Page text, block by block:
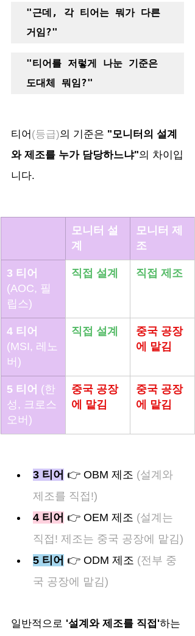
"근데, 각 티어는 뭐가 다른
거임?"
"티어를 저렇게 나눈 기준은
도대체 뭐임?"
티어 (등급)의 기준은 "모니터의 설계
와 제조를 누가 담당하느냐"의 차이입
니다.
모니터 설
계
모니터 제
조
3 티어
(AOC, 필
립스)
직접 설계 직접 제조
4 티어
(MSI, 레노
버)
직접 설계
중국 공장
에 맡김
5 티어 (한
성, 크로스
오버)
중국 공장
에 맡김
중국 공장
에 맡김
3 티어 👉 OBM 제조 (설계와
제조를 직접!)
4 티어 👉 OEM 제조 (설계는
직접! 제조는 중국 공장에 맡김)
5 티어 👉 ODM 제조 (전부 중
국 공장에 맡김)
일반적으로 '설계와 제조를 직접'하는